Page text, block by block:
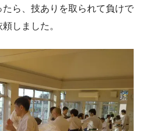
ら、技ありを取られて負けで
しました。